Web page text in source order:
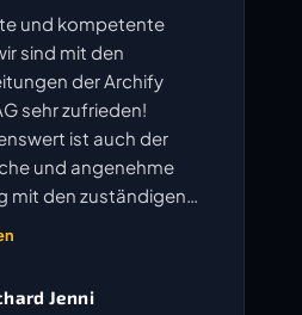
in weiteren
und kompetente
sind mit den
der Archify
sehr zufrieden!
ist auch der
und angenehme
mit den zuständigen
Jenni